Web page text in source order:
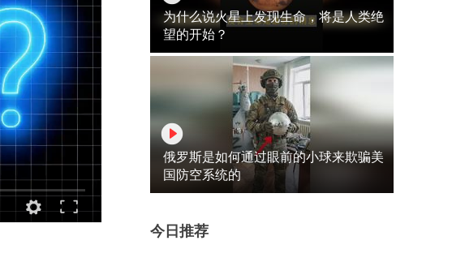
为什么说火星上发现生命，将是人类绝
望的开始？
俄罗斯是如何通过眼前的小球来欺骗美
国防空系统的
今日推荐